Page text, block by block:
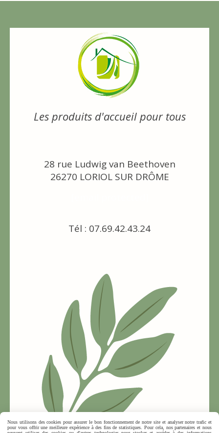
Les produits d'accueil pour tous
28 rue Ludwig van Beethoven
26270 LORIOL SUR DRÔME
Tél : 07.69.42.43.24
Nous utilisons des cookies pour assurer le bon fonctionnement de notre site et analyser notre trafic et
pour vous offrir une meilleure expérience à des fins de statistiques. Pour cela, nos partenaires et nous